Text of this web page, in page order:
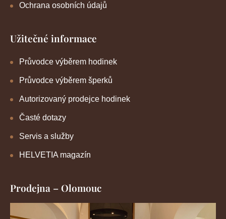
Ochrana osobních údajů
Užitečné informace
Průvodce výběrem hodinek
Průvodce výběrem šperků
Autorizovaný prodejce hodinek
Časté dotazy
Servis a služby
HELVETIA magazín
Prodejna – Olomouc